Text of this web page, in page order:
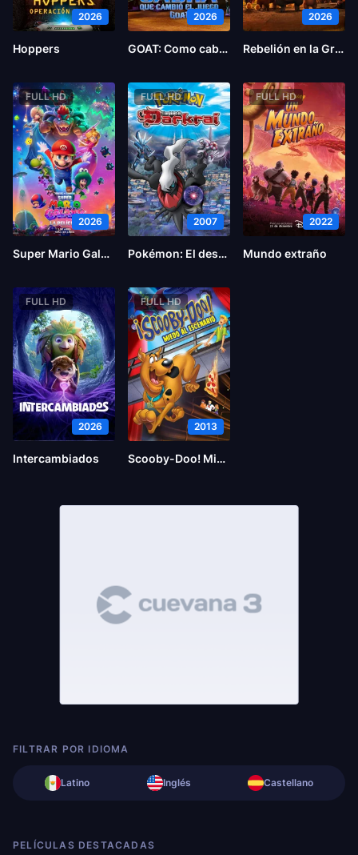
2026
Hoppers
2026
GOAT: Como cabras
2026
Rebelión en la Granja
FULL HD
2026
Super Mario Galaxy la película
FULL HD
2007
Pokémon: El desafío de Darkrai
FULL HD
2022
Mundo extraño
FULL HD
2026
Intercambiados
FULL HD
2013
Scooby-Doo! Miedo al escenario
FILTRAR POR IDIOMA
Latino Inglés Castellano
PELÍCULAS DESTACADAS